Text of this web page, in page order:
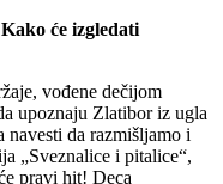
će izgledati
vođene dečijom
upoznaju Zlatibor iz ugla
navesti da razmišljamo i
„Sveznalice i pitalice“,
pravi hit! Deca